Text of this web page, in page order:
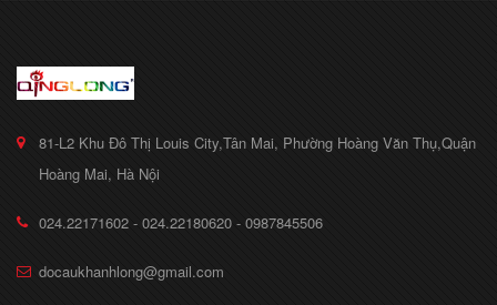
81-L2 Khu Đô Thị Louis City,Tân Mai, Phường Hoàng Văn Thụ,Quận
Hoàng Mai, Hà Nội
024.22171602 - 024.22180620 - 0987845506
docaukhanhlong@gmail.com